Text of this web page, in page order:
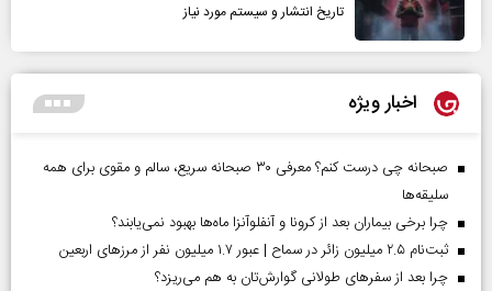
تاریخ انتشار و سیستم مورد نیاز
اخبار ویژه
صبحانه چی درست کنم؟ معرفی ۳۰ صبحانه سریع، سالم و مقوی برای همه
سلیقه‌ها
چرا برخی بیماران بعد از کرونا و آنفلوآنزا ماه‌ها بهبود نمی‌یابند؟
ثبت‌نام ۲.۵ میلیون زائر در سماح | عبور ۱.۷ میلیون نفر از مرز‌های اربعین
چرا بعد از سفرهای طولانی گوارش‌تان به هم می‌ریزد؟